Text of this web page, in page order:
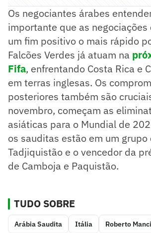
Os negociantes árabes
importante que as negociações
um fim positivo o mais rápido
Falcões Verdes já atuam na
Fifa, enfrentando Costa Rica e
em terras inglesas. Os
posteriores também são
novembro, começam as
asiáticas para o Mundial de
os sauditas estão em um grupo
Tadjiquistão e o vencedor da
de Camboja e Paquistão.
TUDO SOBRE
Arábia Saudita Itália Roberto